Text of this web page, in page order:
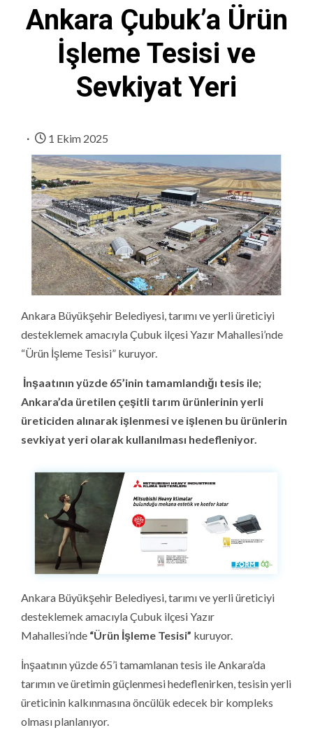
Ankara Çubuk’a Ürün
İşleme Tesisi ve
Sevkiyat Yeri
1 Ekim 2025
Ankara Büyükşehir Belediyesi, tarımı ve yerli üreticiyi
desteklemek amacıyla Çubuk ilçesi Yazır Mahallesi’nde
“Ürün İşleme Tesisi” kuruyor.
İnşaatının yüzde 65’inin tamamlandığı tesis ile;
Ankara’da üretilen çeşitli tarım ürünlerinin yerli
üreticiden alınarak işlenmesi ve işlenen bu ürünlerin
sevkiyat yeri olarak kullanılması hedefleniyor.
Ankara Büyükşehir Belediyesi, tarımı ve yerli üreticiyi
desteklemek amacıyla Çubuk ilçesi Yazır
Mahallesi’nde “Ürün İşleme Tesisi” kuruyor.
İnşaatının yüzde 65’i tamamlanan tesis ile Ankara’da
tarımın ve üretimin güçlenmesi hedeflenirken, tesisin yerli
üreticinin kalkınmasına öncülük edecek bir kompleks
olması planlanıyor.